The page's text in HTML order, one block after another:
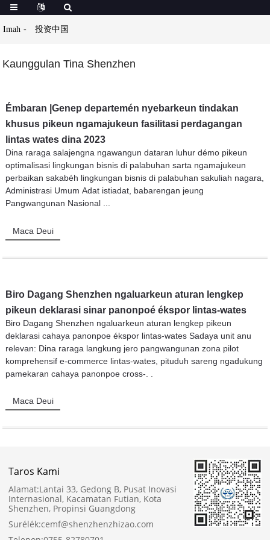
Imah 投资中国
Kaunggulan Tina Shenzhen
Émbaran |Genep departemén nyebarkeun tindakan
khusus pikeun ngamajukeun fasilitasi perdagangan
lintas wates dina 2023
Dina raraga salajengna ngawangun dataran luhur démo pikeun
optimalisasi lingkungan bisnis di palabuhan sarta ngamajukeun
perbaikan sakabéh lingkungan bisnis di palabuhan sakuliah nagara,
Administrasi Umum Adat istiadat, babarengan jeung
Pangwangunan Nasional ...
Maca Deui
Biro Dagang Shenzhen ngaluarkeun aturan lengkep
pikeun deklarasi sinar panonpoé ékspor lintas-wates
Biro Dagang Shenzhen ngaluarkeun aturan lengkep pikeun
deklarasi cahaya panonpoe ékspor lintas-wates Sadaya unit anu
relevan: Dina raraga langkung jero pangwangunan zona pilot
komprehensif e-commerce lintas-wates, pituduh sareng ngadukung
pamekaran cahaya panonpoe cross-. .
Maca Deui
Taros Kami
Alamat:Lantai 33, Gedong B, Pusat Inovasi
Internasional, Kacamatan Futian, Kota
Shenzhen, Propinsi Guangdong
Surélék:cemf@shenzhenzhizao.com